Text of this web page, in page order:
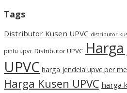
Tags
Distributor Kusen UPVC distributor
pintu upvc Distributor UPVC
UPVC harga jendela upvc per
Harga Kusen UPVC harga